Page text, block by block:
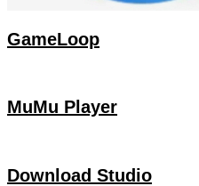
GameLoop
MuMu Player
Download Studio